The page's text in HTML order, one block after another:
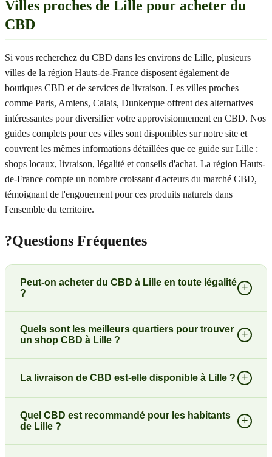
Villes proches de Lille pour acheter du
CBD
Si vous recherchez du CBD dans les environs de Lille, plusieurs
villes de la région Hauts-de-France disposent également de
boutiques CBD et de services de livraison. Les villes proches
comme Paris, Amiens, Calais, Dunkerque offrent des alternatives
intéressantes pour diversifier votre approvisionnement en CBD. Nos
guides complets pour ces villes sont disponibles sur notre site et
couvrent les mêmes informations détaillées que ce guide sur Lille :
shops locaux, livraison, légalité et conseils d'achat. La région Hauts-
de-France compte un nombre croissant d'acteurs du marché CBD,
témoignant de l'engouement pour ces produits naturels dans
l'ensemble du territoire.
?Questions Fréquentes
Peut-on acheter du CBD à Lille en toute légalité
?
+
Quels sont les meilleurs quartiers pour trouver
un shop CBD à Lille ?
+
La livraison de CBD est-elle disponible à Lille ? +
Quel CBD est recommandé pour les habitants
de Lille ?
+